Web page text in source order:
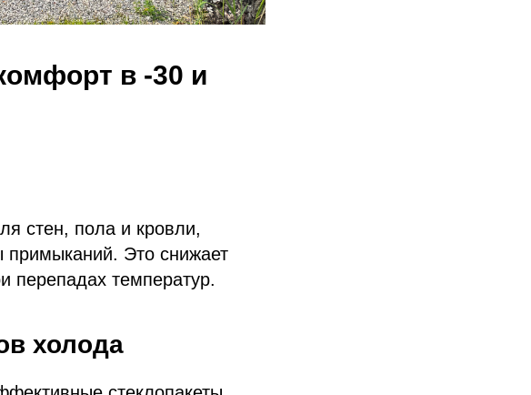
в -30 и
стен, пола и кровли,
примыканий. Это снижает
перепадах температур.
холода